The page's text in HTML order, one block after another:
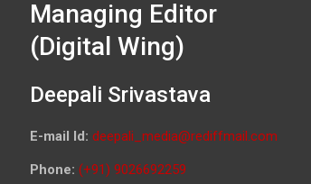
Managing Editor
(Digital Wing)
Deepali Srivastava
E-mail Id: deepali_media@rediffmail.com
Phone: (+91) 9026692259